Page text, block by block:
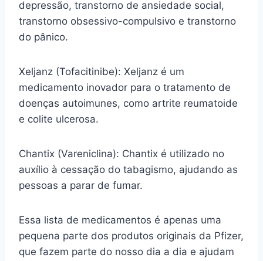
depressão, transtorno de ansiedade social,
transtorno obsessivo-compulsivo e transtorno
do pânico.
Xeljanz (Tofacitinibe): Xeljanz é um
medicamento inovador para o tratamento de
doenças autoimunes, como artrite reumatoide
e colite ulcerosa.
Chantix (Vareniclina): Chantix é utilizado no
auxílio à cessação do tabagismo, ajudando as
pessoas a parar de fumar.
Essa lista de medicamentos é apenas uma
pequena parte dos produtos originais da Pfizer,
que fazem parte do nosso dia a dia e ajudam